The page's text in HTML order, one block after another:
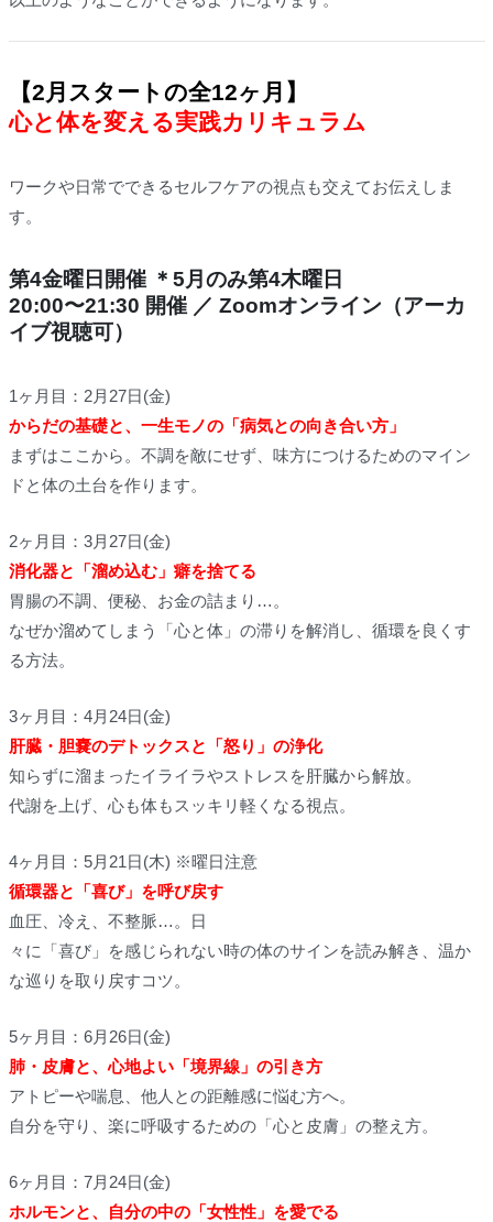
【2月スタートの全12ヶ月】
心と体を変える実践カリキュラム
ワークや日常でできるセルフケアの視点も交えてお伝えしま
す。
第4金曜日開催 ＊5月のみ第4木曜日
20:00〜21:30 開催 ／ Zoomオンライン（アーカ
イブ視聴可）
1ヶ月目：2月27日(金)
からだの基礎と、一生モノの「病気との向き合い方」
まずはここから。不調を敵にせず、味方につけるためのマイン
ドと体の土台を作ります。
2ヶ月目：3月27日(金)
消化器と「溜め込む」癖を捨てる
胃腸の不調、便秘、お金の詰まり…。
なぜか溜めてしまう「心と体」の滞りを解消し、循環を良くす
る方法。
3ヶ月目：4月24日(金)
肝臓・胆嚢のデトックスと「怒り」の浄化
知らずに溜まったイライラやストレスを肝臓から解放。
代謝を上げ、心も体もスッキリ軽くなる視点。
4ヶ月目：5月21日(木) ※曜日注意
循環器と「喜び」を呼び戻す
血圧、冷え、不整脈…。日
々に「喜び」を感じられない時の体のサインを読み解き、温か
な巡りを取り戻すコツ。
5ヶ月目：6月26日(金)
肺・皮膚と、心地よい「境界線」の引き方
アトピーや喘息、他人との距離感に悩む方へ。
自分を守り、楽に呼吸するための「心と皮膚」の整え方。
6ヶ月目：7月24日(金)
ホルモンと、自分の中の「女性性」を愛でる